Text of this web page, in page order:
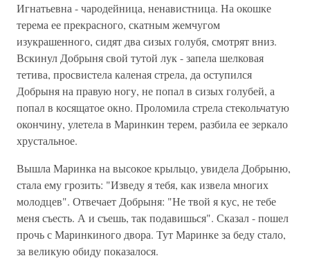
Игнатьевна - чародейница, ненавистница. На окошке
терема ее прекрасного, скатным жемчугом
изукрашенного, сидят два сизых голубя, смотрят вниз.
Вскинул Добрыня свой тутой лук - запела шелковая
тетива, просвистела каленая стрела, да оступился
Добрыня на правую ногу, не попал в сизых голубей, а
попал в косящатое окно. Проломила стрела стекольчатую
окончину, улетела в Маринкин терем, разбила ее зеркало
хрустальное.
Вышла Маринка на высокое крыльцо, увидела Добрыню,
стала ему грозить: "Изведу я тебя, как извела многих
молодцев". Отвечает Добрыня: "Не твой я кус, не тебе
меня съесть. А и съешь, так подавишься". Сказал - пошел
прочь с Маринкиного двора. Тут Маринке за беду стало,
за великую обиду показалося.